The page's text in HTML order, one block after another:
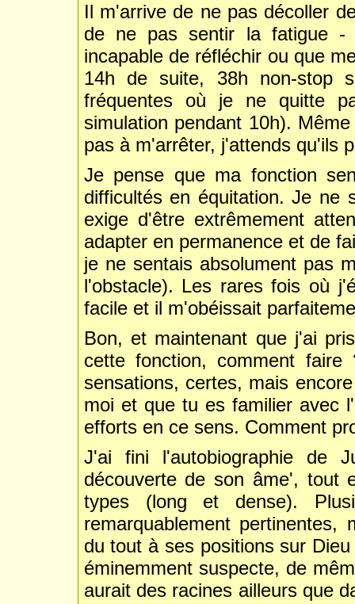
Il m'arrive de ne pas décoller
de ne pas sentir la fatigue
incapable de réfléchir ou que
14h de suite, 38h non-stop
fréquentes où je ne quitte
simulation pendant 10h).
pas à m'arrêter, j'attends qu'ils
Je pense que ma fonction
difficultés en équitation. Je ne
exige d'être extrêmement
adapter en permanence et de
je ne sentais absolument pas
l'obstacle). Les rares fois où
facile et il m'obéissait
Bon, et maintenant que j'ai
cette fonction, comment
sensations, certes, mais
moi et que tu es familier avec
efforts en ce sens. Comment
J'ai fini l'autobiographie de
découverte de son âme', tout
types (long et dense).
remarquablement
du tout à ses positions sur
éminemment suspecte, de
aurait des racines ailleurs que